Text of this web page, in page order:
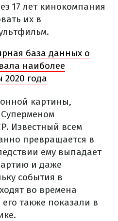
17 лет кинокомпания
их в
база данных о
наиболее
года
картины,
Известный всем
превращается в
ему выпадает
и даже
события в
во времена
также показали в